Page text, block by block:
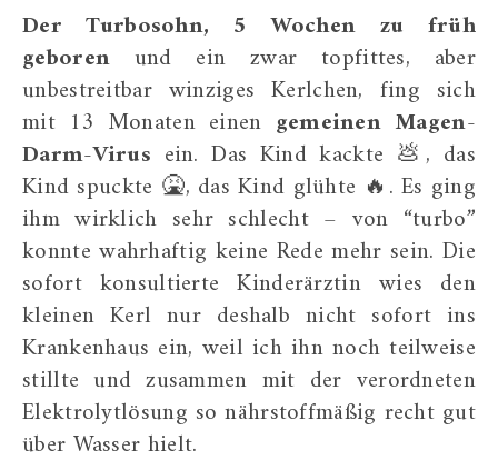
Der Turbosohn, 5 Wochen zu früh
geboren und ein zwar topfittes, aber
unbestreitbar winziges Kerlchen, fing sich
mit 13 Monaten einen gemeinen Magen-
Darm-Virus ein. Das Kind kackte 💩, das
Kind spuckte 🤮, das Kind glühte 🔥. Es ging
ihm wirklich sehr schlecht – von “turbo”
konnte wahrhaftig keine Rede mehr sein. Die
sofort konsultierte Kinderärztin wies den
kleinen Kerl nur deshalb nicht sofort ins
Krankenhaus ein, weil ich ihn noch teilweise
stillte und zusammen mit der verordneten
Elektrolytlösung so nährstoffmäßig recht gut
über Wasser hielt.